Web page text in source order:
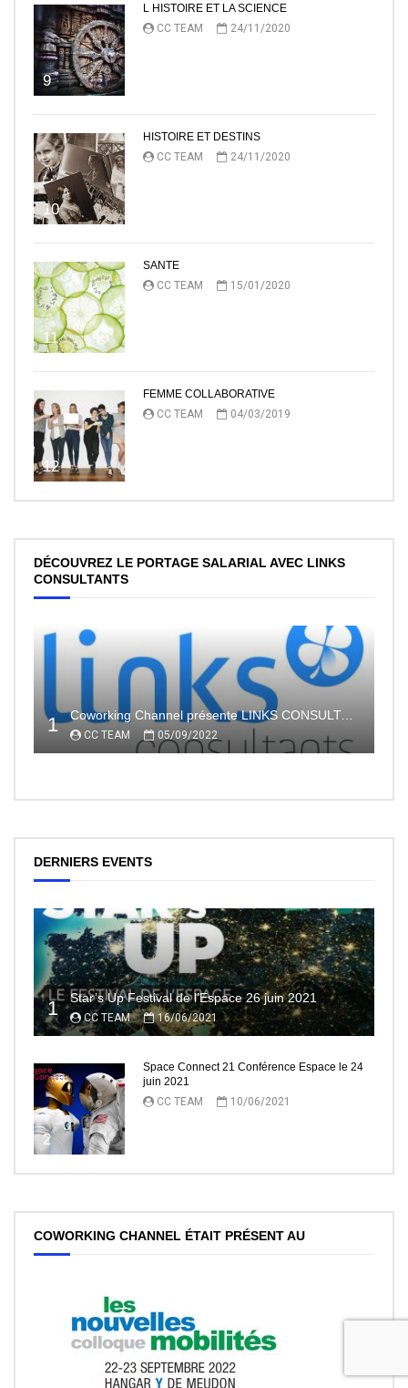
9
L HISTOIRE ET LA SCIENCE
CC TEAM
24/11/2020
10
HISTOIRE ET DESTINS
CC TEAM
24/11/2020
11
SANTE
CC TEAM
15/01/2020
12
FEMME COLLABORATIVE
CC TEAM
04/03/2019
DÉCOUVREZ LE PORTAGE SALARIAL AVEC LINKS
CONSULTANTS
1 Coworking Channel présente LINKS CONSULTANTS, l’indépendance en toute sécurité avec le portage salarial
CC TEAM 05/09/2022
DERNIERS EVENTS
1 Star’s Up Festival de l’Espace 26 juin 2021
CC TEAM 16/06/2021
2
Space Connect 21 Conférence Espace le 24
juin 2021
CC TEAM
10/06/2021
COWORKING CHANNEL ÉTAIT PRÉSENT AU